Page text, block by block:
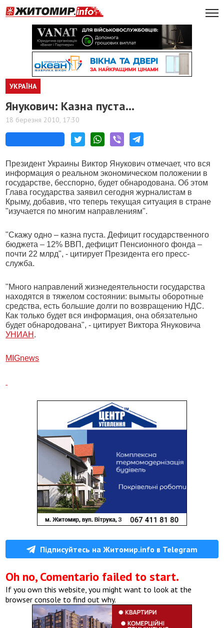
УКРАЇНА
Янукович: Казна пуста...
18 березня 2010, 17:30
Президент Украины Виктор Янукович отмечает, что вся
информация о реальном экономическом положении в
государстве, бесспорно, будет обнародована. Об этом
Глава государства заявил сегодня журналистам в
Крыму, добавив, что теперь текущая ситуация в стране
"изучается по многим направлениям".
"Скажу одно – казна пуста. Дефицит государственного
бюджета – 12% ВВП, дефицит Пенсионного фонда –
почти 22 млрд", - цитирует Президента его пресс-
служба.
"Много направлений жизнедеятельности государства
находятся в тяжелом состоянии: вымыты оборотные
средства, есть большие долги по возвращению НДС.
Как только будет вся информация, она обязательно
будет обнародована", - цитирует Виктора Януковича
УНИАН .
МIGnews
Підписуйтесь на Житомир.info в Telegram
Oh no, Comentario failed to start.
If you own this website, you might want to look at the
browser console to find out why.